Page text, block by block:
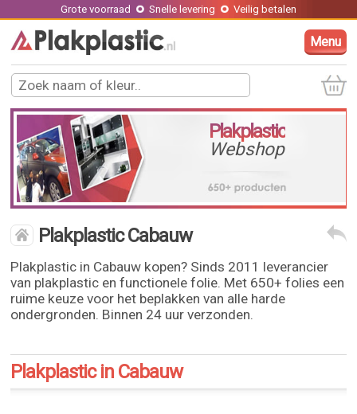
Grote voorraad Snelle levering Veilig betalen
Menu
Plakplastic
Webshop
Plakplastic Cabauw
Plakplastic in Cabauw kopen? Sinds 2011 leverancier
van plakplastic en functionele folie. Met 650+ folies een
ruime keuze voor het beplakken van alle harde
ondergronden. Binnen 24 uur verzonden.
Plakplastic in Cabauw